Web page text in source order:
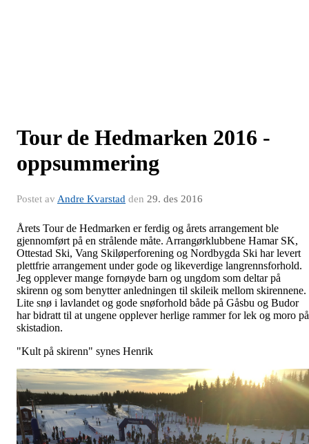
Tour de Hedmarken 2016 -
oppsummering
Postet av Andre Kvarstad den 29. des 2016
Årets Tour de Hedmarken er ferdig og årets arrangement ble
gjennomført på en strålende måte. Arrangørklubbene Hamar SK,
Ottestad Ski, Vang Skiløperforening og Nordbygda Ski har levert
plettfrie arrangement under gode og likeverdige langrennsforhold.
Jeg opplever mange fornøyde barn og ungdom som deltar på
skirenn og som benytter anledningen til skileik mellom skirennene.
Lite snø i lavlandet og gode snøforhold både på Gåsbu og Budor
har bidratt til at ungene opplever herlige rammer for lek og moro på
skistadion.
"Kult på skirenn" synes Henrik